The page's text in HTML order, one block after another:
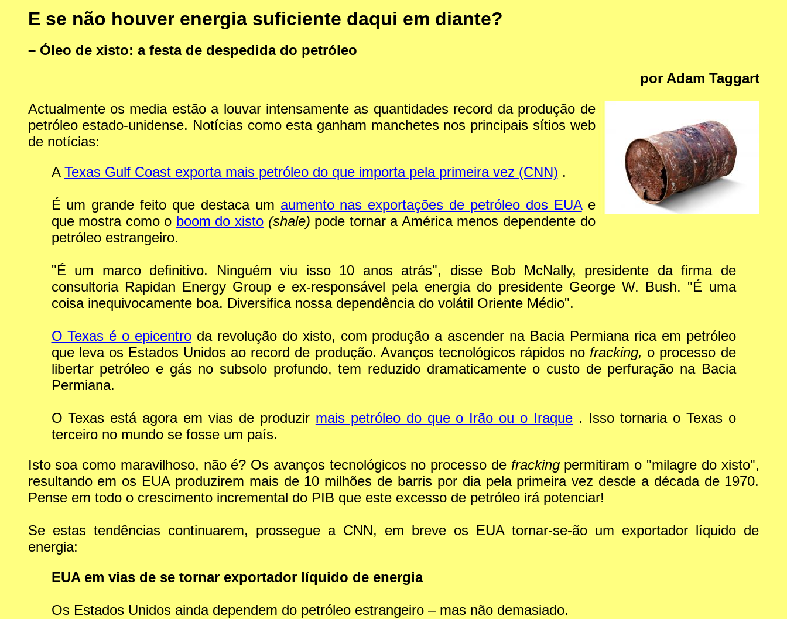
E se não houver energia suficiente daqui em diante?
– Óleo de xisto: a festa de despedida do petróleo
por Adam Taggart
Actualmente os media estão a louvar intensamente as quantidades record da produção de
petróleo estado-unidense. Notícias como esta ganham manchetes nos principais sítios web
de notícias:
A Texas Gulf Coast exporta mais petróleo do que importa pela primeira vez (CNN) .
É um grande feito que destaca um aumento nas exportações de petróleo dos EUAe
que mostra como o boom do xisto (shale) pode tornar a América menos dependente do
petróleo estrangeiro.
"É um marco definitivo. Ninguém viu isso 10 anos atrás", disse Bob McNally, presidente da firma de
consultoria Rapidan Energy Group e ex-responsável pela energia do presidente George W. Bush. "É uma
coisa inequivocamente boa. Diversifica nossa dependência do volátil Oriente Médio".
O Texas é o epicentro da revolução do xisto, com produção a ascender na Bacia Permiana rica em petróleo
que leva os Estados Unidos ao record de produção. Avanços tecnológicos rápidos no fracking, o processo de
libertar petróleo e gás no subsolo profundo, tem reduzido dramaticamente o custo de perfuração na Bacia
Permiana.
O Texas está agora em vias de produzir mais petróleo do que o Irão ou o Iraque . Isso tornaria o Texas o
terceiro no mundo se fosse um país.
Isto soa como maravilhoso, não é? Os avanços tecnológicos no processo de fracking permitiram o "milagre do xisto",
resultando em os EUA produzirem mais de 10 milhões de barris por dia pela primeira vez desde a década de 1970.
Pense em todo o crescimento incremental do PIB que este excesso de petróleo irá potenciar!
Se estas tendências continuarem, prossegue a CNN, em breve os EUA tornar-se-ão um exportador líquido de
energia:
EUA em vias de se tornar exportador líquido de energia
Os Estados Unidos ainda dependem do petróleo estrangeiro – mas não demasiado.